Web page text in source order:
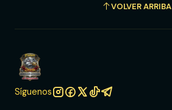
VOLVER ARRIBA
Síguenos